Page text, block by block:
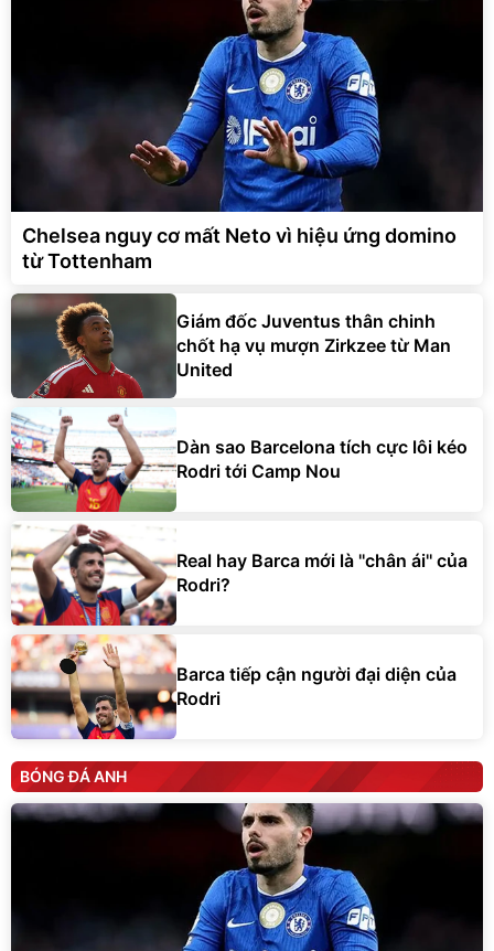
Chelsea nguy cơ mất Neto vì hiệu ứng domino
từ Tottenham
Giám đốc Juventus thân chinh
chốt hạ vụ mượn Zirkzee từ Man
United
Dàn sao Barcelona tích cực lôi kéo
Rodri tới Camp Nou
Real hay Barca mới là ''chân ái'' của
Rodri?
Barca tiếp cận người đại diện của
Rodri
BÓNG ĐÁ ANH